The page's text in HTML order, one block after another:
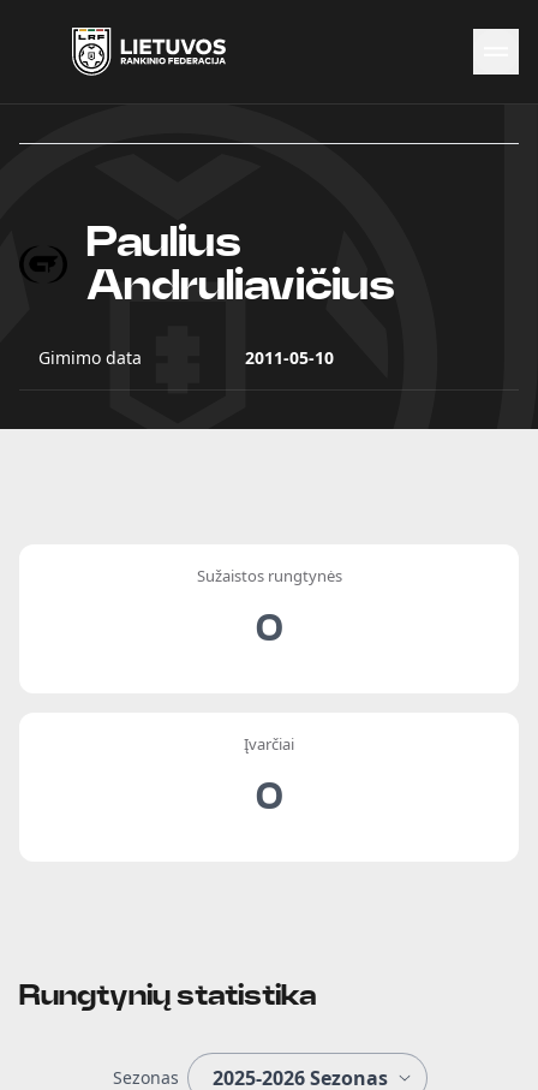
Naujienos
Čempionatai
Kontaktai
Antidopingas
Paulius
Andruliavičius
Gimimo data 2011-05-10
Sužaistos rungtynės
0
Įvarčiai
0
Rungtynių statistika
Sezonas